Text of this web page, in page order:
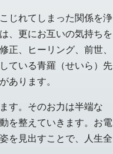
じれてしまった関係を浄
、更にお互いの気持ちを
正、ヒーリング、前世、
ている青羅（せいら）先
あります。
す。そのお力は半端な
を整えていきます。お電
を見出すことで、人生全